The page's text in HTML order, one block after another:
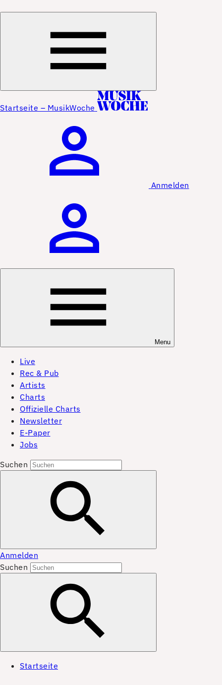
Startseite – MusikWoche
Anmelden
Menu
Live
Rec & Pub
Artists
Charts
Offizielle Charts
Newsletter
E-Paper
Jobs
Suchen
Anmelden
Suchen
Startseite